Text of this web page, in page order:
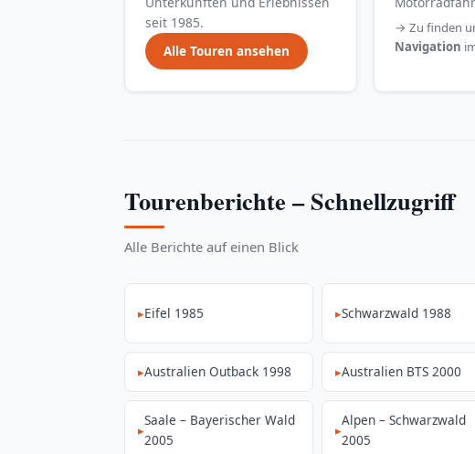
seit 1985.
Alle Touren ansehen
→ Zu finden
Navigation
Tourenberichte – Schnellzugriff
Alle Berichte auf einen Blick
Eifel 1985 Schwarzwald 1988
Australien Outback 1998 Australien BTS 2000
Saale – Bayerischer Wald
2005
Alpen – Schwarzwald
2005